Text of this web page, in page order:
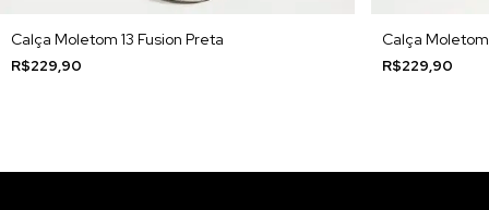
Calça Moletom 13 Fusion Preta
R$229,90
Calça
R$229,90